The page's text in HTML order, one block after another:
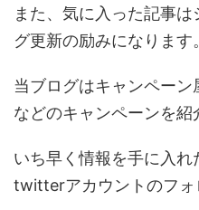
また、気に入った記事
グ更新の励みになります。
当ブログはキャンペー
などのキャンペーンを紹
いち早く情報を手に入れ
twitterアカウントのフォ